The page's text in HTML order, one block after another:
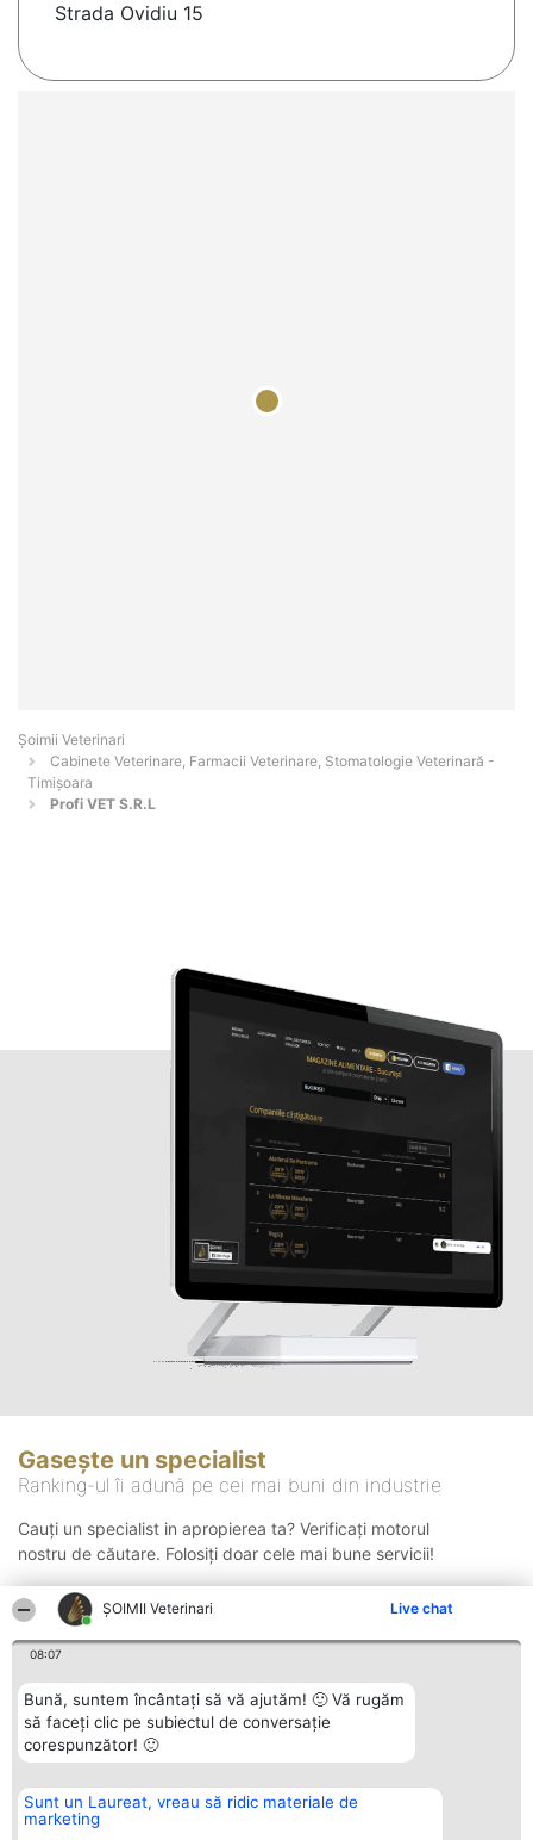
ȘOIMII Veterinari Live chat
08:07
Bună, suntem încântați să vă ajutăm! 🙂 Vă rugăm
să faceți clic pe subiectul de conversație
corespunzător! 🙂
Sunt un Laureat, vreau să ridic materiale de
marketing
Strada Ovidiu 15
Șoimii Veterinari
Cabinete Veterinare, Farmacii Veterinare, Stomatologie Veterinară -
Timişoara
Profi VET S.R.L
Gasește un specialist
Ranking-ul îi adună pe cei mai buni din industrie
Cauți un specialist in apropierea ta? Verificați motorul
nostru de căutare. Folosiți doar cele mai bune servicii!
Organizator Ranking
BRIGHT SOLUTIONS BR SRL
Plebiscyt Contact